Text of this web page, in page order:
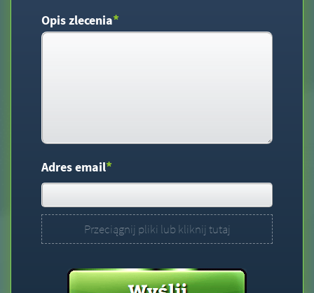
Opis zlecenia*
Adres email*
Przeciągnij pliki lub kliknij tutaj